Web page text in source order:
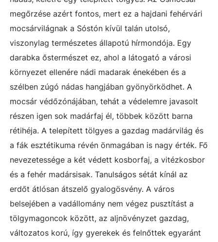
megőrzése azért fontos, mert ez a hajdani fehérvári
mocsárvilágnak a Sóstón kívül talán utolsó,
viszonylag természetes állapotú hírmondója. Egy
darabka őstermészet ez, ahol a látogató a városi
környezet ellenére nádi madarak énekében és a
szélben zúgó nádas hangjában gyönyörködhet. A
mocsár védőzónájában, tehát a védelemre javasolt
részen igen sok madárfaj él, többek között barna
rétihéja. A telepített tölgyes a gazdag madárvilág és
a fák esztétikuma révén önmagában is nagy érték. Fő
nevezetessége a két védett kosborfaj, a vitézkosbor
és a fehér madársisak. Tanulságos sétát kínál az
erdőt átlósan átszelő gyalogösvény. A város
belsejében a vadállomány nem végez pusztítást a
tölgymagoncok között, az aljnövényzet gazdag,
változatos korú, így gyerekek és felnőttek egyaránt